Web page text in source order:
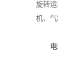
旋转
机、气